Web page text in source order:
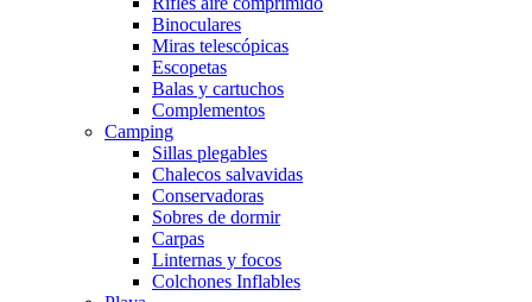
Binoculares
Miras telescópicas
Escopetas
Balas y cartuchos
Complementos
Camping
Sillas plegables
Chalecos salvavidas
Conservadoras
Sobres de dormir
Carpas
Linternas y focos
Colchones Inflables